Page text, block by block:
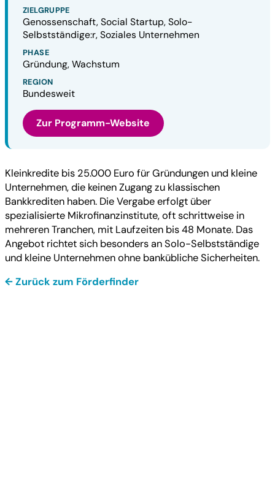
ZIELGRUPPE
Genossenschaft, Social Startup, Solo-
Selbstständige:r, Soziales Unternehmen
PHASE
Gründung, Wachstum
REGION
Bundesweit
Zur Programm-Website
Kleinkredite bis 25.000 Euro für Gründungen und kleine
Unternehmen, die keinen Zugang zu klassischen
Bankkrediten haben. Die Vergabe erfolgt über
spezialisierte Mikrofinanzinstitute, oft schrittweise in
mehreren Tranchen, mit Laufzeiten bis 48 Monate. Das
Angebot richtet sich besonders an Solo-Selbstständige
und kleine Unternehmen ohne bankübliche Sicherheiten.
← Zurück zum Förderfinder